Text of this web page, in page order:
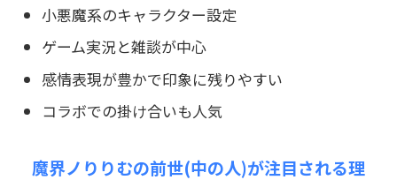
小悪魔系のキャラクター設定
ゲーム実況と雑談が中心
感情表現が豊かで印象に残りやすい
コラボでの掛け合いも人気
魔界ノりりむの前世(中の人)が注目される理